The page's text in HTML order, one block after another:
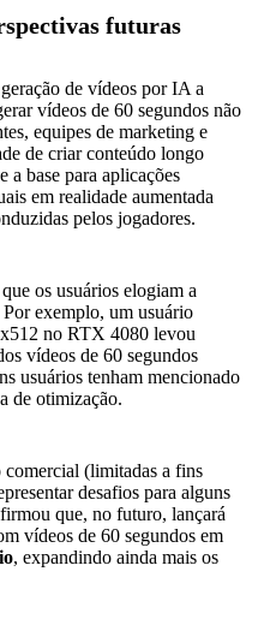
futuras
de vídeos por IA a
vídeos de 60 segundos não
equipes de marketing e
de criar conteúdo longo
a base para aplicações
em realidade aumentada
pelos jogadores.
os usuários elogiam a
exemplo, um usuário
no RTX 4080 levou
vídeos de 60 segundos
usuários tenham mencionado
de otimização.
comercial (limitadas a fins
desafios para alguns
que, no futuro, lançará
vídeos de 60 segundos em
, expandindo ainda mais os